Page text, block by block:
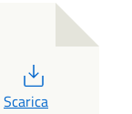
Scarica